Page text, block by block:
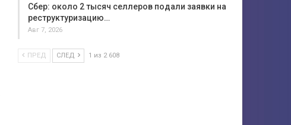
Сбер: около 2 тысяч селлеров подали заявки на
реструктуризацию…
Авг 7, 2026
ПРЕД СЛЕД 1 из 2 608